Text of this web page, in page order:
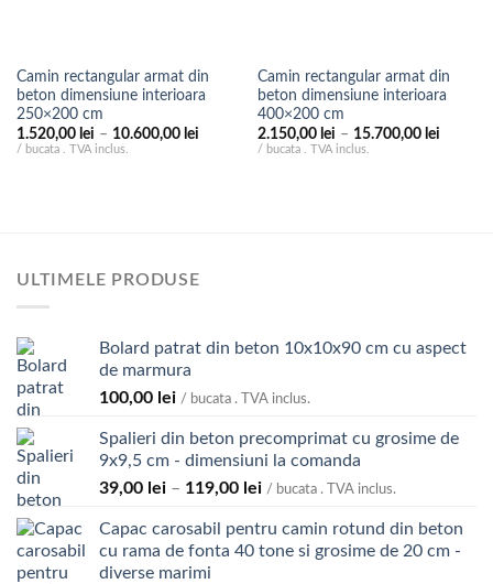
Camin rectangular armat din
beton dimensiune interioara
250×200 cm
1.520,00 lei – 10.600,00 leiInterval
/ bucata . TVA inclus.
Camin rectangular armat din
beton dimensiune interioara
400×200 cm
2.150,00 lei – 15.700,00 leiInterval
/ bucata . TVA inclus.
ULTIMELE PRODUSE
Bolard patrat din beton 10x10x90 cm cu aspect
de marmura
100,00 lei / bucata . TVA inclus.
Spalieri din beton precomprimat cu grosime de
9x9,5 cm - dimensiuni la comanda
39,00 lei – 119,00 leiInterval
prețuri:
39,00 lei
/ bucata . TVA inclus.
Capac carosabil pentru camin rotund din beton
cu rama de fonta 40 tone si grosime de 20 cm -
diverse marimi